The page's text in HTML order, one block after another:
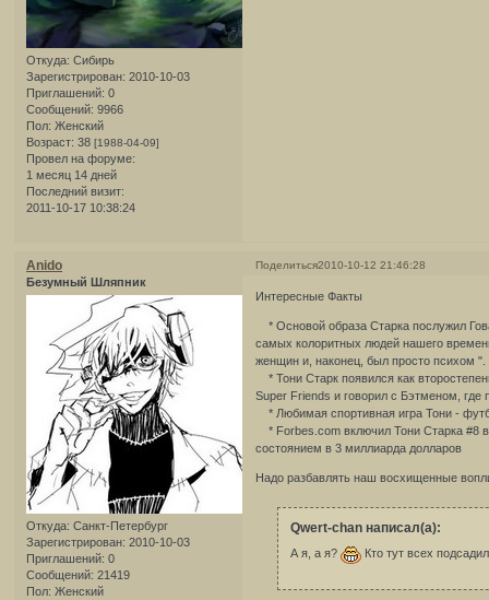
Откуда: Сибирь
Зарегистрирован: 2010-10-03
Приглашений: 0
Сообщений: 9966
Пол: Женский
Возраст: 38 [1988-04-09]
Провел на форуме:
1 месяц 14 дней
Последний визит:
2011-10-17 10:38:24
Поделиться2010-10-12 21:46:28
Anido
Безумный Шляпник
Откуда: Санкт-Петербург
Зарегистрирован: 2010-10-03
Приглашений: 0
Сообщений: 21419
Пол: Женский
Интересные Факты
* Основой образа Старка послужил
самых колоритных людей нашего
женщин и, наконец, был просто психом ".
* Тони Старк появился как
Super Friends и говорил с Бэтменом,
* Любимая спортивная игра Тони -
* Forbes.com включил Тони Старка #8
состоянием в 3 миллиарда долларов
Надо разбавлять наш восхищенные
Qwert-chan написал(а):
А я, а я? Кто тут всех